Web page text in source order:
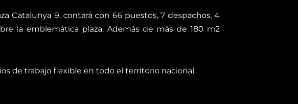
Catalunya 9, contará con 66 puestos, 7 despachos, 4
la emblemática plaza. Además de más de 180 m2
de trabajo flexible en todo el territorio nacional.